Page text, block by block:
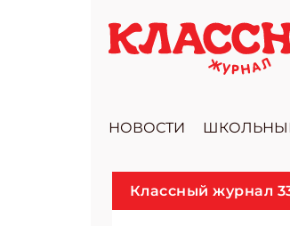
НОВОСТИ
Классный журнал